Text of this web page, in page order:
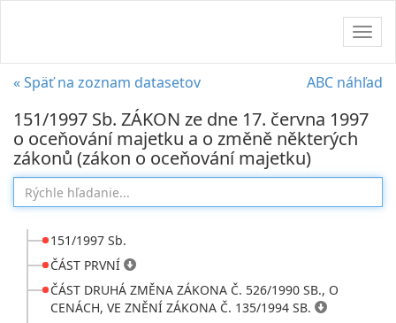
ABC náhľad
« Späť na zoznam datasetov
151/1997 Sb. ZÁKON ze dne 17. června 1997
o oceňování majetku a o změně některých
zákonů (zákon o oceňování majetku)
151/1997 Sb.
ČÁST PRVNÍ
ČÁST DRUHÁ ZMĚNA ZÁKONA Č. 526/1990 SB., O
CENÁCH, VE ZNĚNÍ ZÁKONA Č. 135/1994 SB.